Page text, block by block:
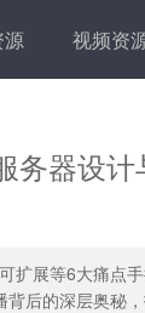
视频资
务器设
扩展等6大痛点
后的深层奥秘